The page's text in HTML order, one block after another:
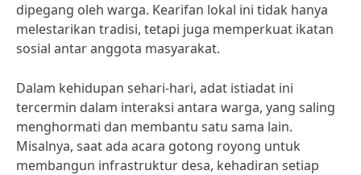
dipegang oleh warga. Kearifan lokal ini tidak hanya
melestarikan tradisi, tetapi juga memperkuat ikatan
sosial antar anggota masyarakat.
Dalam kehidupan sehari-hari, adat istiadat ini
tercermin dalam interaksi antara warga, yang saling
menghormati dan membantu satu sama lain.
Misalnya, saat ada acara gotong royong untuk
membangun infrastruktur desa, kehadiran setiap